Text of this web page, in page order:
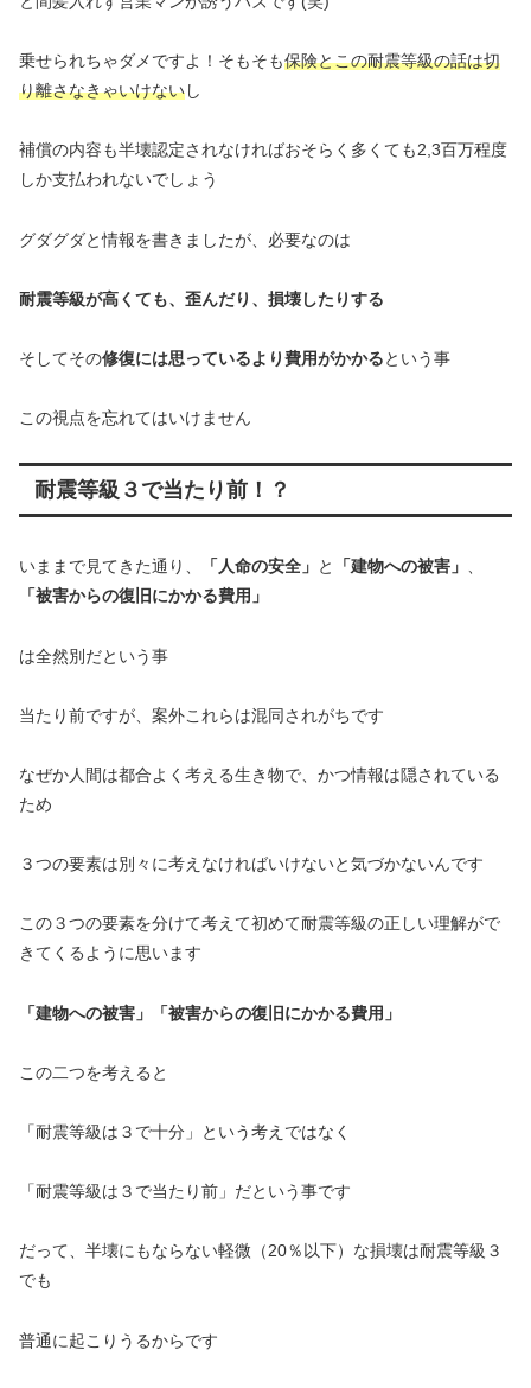
乗せられちゃダメですよ！そもそも保険とこの耐震等級の話は切
り離さなきゃいけないし
補償の内容も半壊認定されなければおそらく多くても2,3百万程度
しか支払われないでしょう
グダグダと情報を書きましたが、必要なのは
耐震等級が高くても、歪んだり、損壊したりする
そしてその修復には思っているより費用がかかるという事
この視点を忘れてはいけません
耐震等級３で当たり前！？
いままで見てきた通り、 「人命の安全」 と 「建物への被害」 、
「被害からの復旧にかかる費用」
は全然別だという事
当たり前ですが、案外これらは混同されがちです
なぜか人間は都合よく考える生き物で、かつ情報は隠されている
ため
３つの要素は別々に考えなければいけないと気づかないんです
この３つの要素を分けて考えて初めて耐震等級の正しい理解がで
きてくるように思います
「建物への被害」「被害からの復旧にかかる費用」
この二つを考えると
「耐震等級は３で十分」という考えではなく
「耐震等級は３で当たり前」だという事です
だって、半壊にもならない軽微（20％以下）な損壊は耐震等級３
でも
普通に起こりうるからです